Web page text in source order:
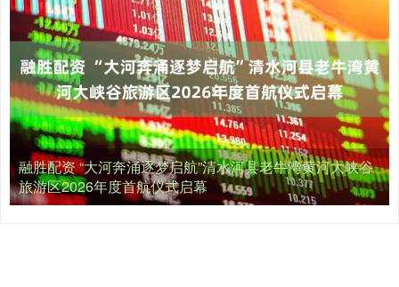
融胜配资 “大河奔涌逐梦启航”清水河县老牛湾黄河大峡谷
旅游区2026年度首航仪式启幕